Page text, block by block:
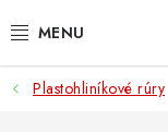
na
VYKUROVANIE
Plastohliníkové rúry